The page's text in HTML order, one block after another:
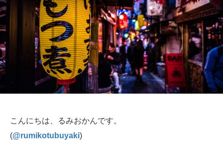
こんにちは、るみおかんです。
(@rumikotubuyaki)